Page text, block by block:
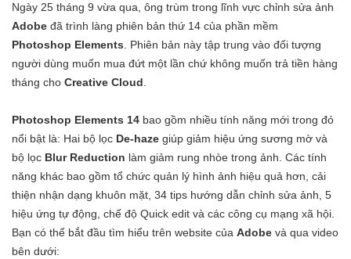
Ngày 25 tháng 9 vừa qua, ông trùm trong lĩnh vực chỉnh sửa ảnh
Adobe đã trình làng phiên bản thứ 14 của phần mềm
Photoshop Elements . Phiên bản này tập trung vào đối tượng
người dùng muốn mua đứt một lần chứ không muốn trả tiền hàng
tháng cho Creative Cloud
Photoshop Elements 14 bao gồm nhiều tính năng mới trong đó
nổi bật là: Hai bộ lọc De-haze giúp giảm hiệu ứng sương mờ và
bộ lọc Blur Reduction làm giảm rung nhòe trong ảnh. Các tính
năng khác bao gồm tổ chức quản lý hình ảnh hiệu quả hơn, cải
thiện nhận dạng khuôn mặt, 34 tips hướng dẫn chỉnh sửa ảnh, 5
hiệu ứng tự động, chế độ Quick edit và các công cụ mạng xã hội.
Bạn có thể bắt đầu tìm hiểu trên website của Adobe và qua video
bên dưới: